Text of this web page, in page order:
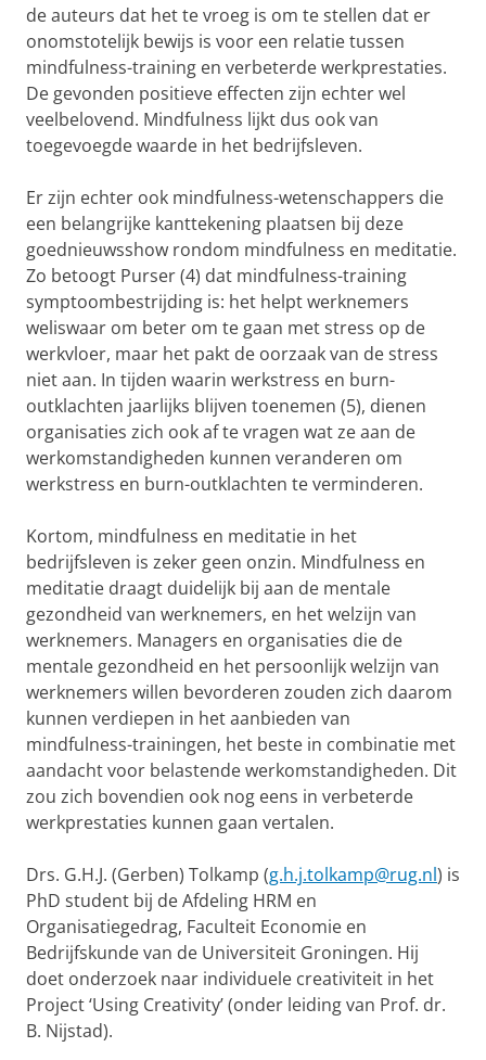
de auteurs dat het te vroeg is om te stellen dat er
onomstotelijk bewijs is voor een relatie tussen
mindfulness-training en verbeterde werkprestaties.
De gevonden positieve effecten zijn echter wel
veelbelovend. Mindfulness lijkt dus ook van
toegevoegde waarde in het bedrijfsleven.
Er zijn echter ook mindfulness-wetenschappers die
een belangrijke kanttekening plaatsen bij deze
goednieuwsshow rondom mindfulness en meditatie.
Zo betoogt Purser (4) dat mindfulness-training
symptoombestrijding is: het helpt werknemers
weliswaar om beter om te gaan met stress op de
werkvloer, maar het pakt de oorzaak van de stress
niet aan. In tijden waarin werkstress en burn-
outklachten jaarlijks blijven toenemen (5), dienen
organisaties zich ook af te vragen wat ze aan de
werkomstandigheden kunnen veranderen om
werkstress en burn-outklachten te verminderen.
Kortom, mindfulness en meditatie in het
bedrijfsleven is zeker geen onzin. Mindfulness en
meditatie draagt duidelijk bij aan de mentale
gezondheid van werknemers, en het welzijn van
werknemers. Managers en organisaties die de
mentale gezondheid en het persoonlijk welzijn van
werknemers willen bevorderen zouden zich daarom
kunnen verdiepen in het aanbieden van
mindfulness-trainingen, het beste in combinatie met
aandacht voor belastende werkomstandigheden. Dit
zou zich bovendien ook nog eens in verbeterde
werkprestaties kunnen gaan vertalen.
Drs. G.H.J. (Gerben) Tolkamp (g.h.j.tolkamp@rug.nl) is
PhD student bij de Afdeling HRM en
Organisatiegedrag, Faculteit Economie en
Bedrijfskunde van de Universiteit Groningen. Hij
doet onderzoek naar individuele creativiteit in het
Project ‘Using Creativity’ (onder leiding van Prof. dr.
B. Nijstad).